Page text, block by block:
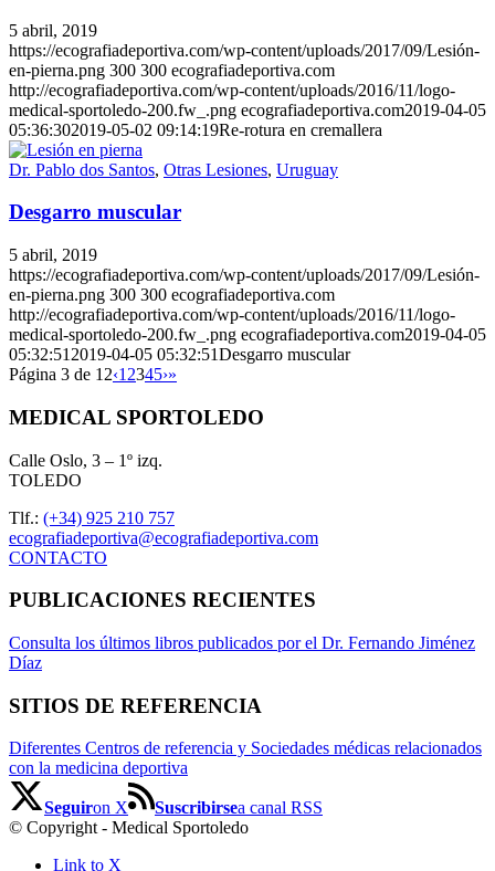
5 abril, 2019
https://ecografiadeportiva.com/wp-content/uploads/2017/09/Lesión-
en-pierna.png 300 300 ecografiadeportiva.com
http://ecografiadeportiva.com/wp-content/uploads/2016/11/logo-
medical-sportoledo-200.fw_.png ecografiadeportiva.com2019-04-05
05:36:302019-05-02 09:14:19Re-rotura en cremallera
Dr. Pablo dos Santos, Otras Lesiones, Uruguay
Desgarro muscular
5 abril, 2019
https://ecografiadeportiva.com/wp-content/uploads/2017/09/Lesión-
en-pierna.png 300 300 ecografiadeportiva.com
http://ecografiadeportiva.com/wp-content/uploads/2016/11/logo-
medical-sportoledo-200.fw_.png ecografiadeportiva.com2019-04-05
05:32:51 2019-04-05 05:32:51Desgarro muscular
Página 3 de 12‹1 2345›»
MEDICAL SPORTOLEDO
Calle Oslo, 3 – 1º izq.
TOLEDO
Tlf.: (+34) 925 210 757
ecografiadeportiva@ecografiadeportiva.com
CONTACTO
PUBLICACIONES RECIENTES
Consulta los últimos libros publicados por el Dr. Fernando Jiménez
Díaz
SITIOS DE REFERENCIA
Diferentes Centros de referencia y Sociedades médicas relacionados
con la medicina deportiva
Seguiron X Suscribirsea canal RSS
© Copyright - Medical Sportoledo
Link to X